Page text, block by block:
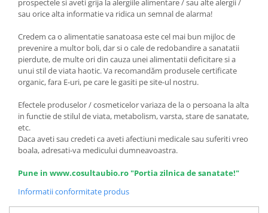
prospectele si aveti grija la alergiile alimentare / sau alte alergii /
sau orice alta informatie va ridica un semnal de alarma!
Credem ca o alimentatie sanatoasa este cel mai bun mijloc de
prevenire a multor boli, dar si o cale de redobandire a sanatatii
pierdute, de multe ori din cauza unei alimentatii deficitare si a
unui stil de viata haotic. Va recomandăm produsele certificate
organic, fara E-uri, pe care le gasiti pe site-ul nostru.
Efectele produselor / cosmeticelor variaza de la o persoana la alta
in functie de stilul de viata, metabolism, varsta, stare de sanatate,
etc.
Daca aveti sau credeti ca aveti afectiuni medicale sau suferiti vreo
boala, adresati-va medicului dumneavoastra.
Pune in www.cosultaubio.ro "Portia zilnica de sanatate!"
Informatii conformitate produs